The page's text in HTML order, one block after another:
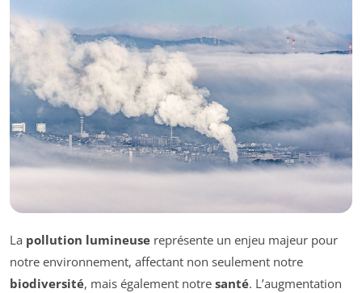
La pollution lumineuse représente un enjeu majeur pour
notre environnement, affectant non seulement notre
biodiversité, mais également notre santé. L’augmentation